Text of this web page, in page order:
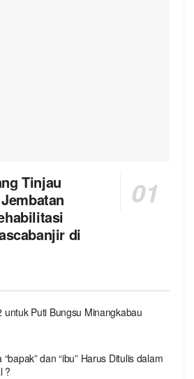
Tinjau
di
untuk Puti Bungsu Minangkabau
dan “ibu” Harus Ditulis dalam
?